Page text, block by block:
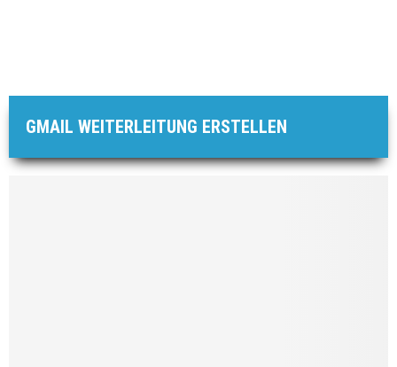
GMAIL WEITERLEITUNG ERSTELLEN